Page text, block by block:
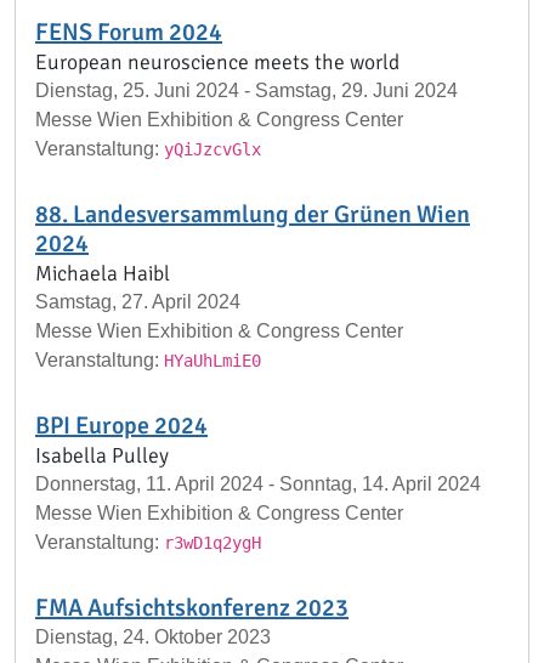
FENS Forum 2024
European neuroscience meets the world
Dienstag, 25. Juni 2024 - Samstag, 29. Juni 2024
Messe Wien Exhibition & Congress Center
Veranstaltung: yQiJzcvGlx
88. Landesversammlung der Grünen Wien
2024
Michaela Haibl
Samstag, 27. April 2024
Messe Wien Exhibition & Congress Center
Veranstaltung: HYaUhLmiE0
BPI Europe 2024
Isabella Pulley
Donnerstag, 11. April 2024 - Sonntag, 14. April 2024
Messe Wien Exhibition & Congress Center
Veranstaltung: r3wD1q2ygH
FMA Aufsichtskonferenz 2023
Dienstag, 24. Oktober 2023